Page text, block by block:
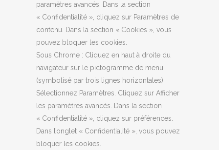
paramètres avancés. Dans la section
« Confidentialité », cliquez sur Paramètres de
contenu. Dans la section « Cookies », vous
pouvez bloquer les cookies.
Sous Chrome : Cliquez en haut à droite du
navigateur sur le pictogramme de menu
(symbolisé par trois lignes horizontales).
Sélectionnez Paramètres. Cliquez sur Afficher
les paramètres avancés. Dans la section
« Confidentialité », cliquez sur préférences.
Dans l’onglet « Confidentialité », vous pouvez
bloquer les cookies.